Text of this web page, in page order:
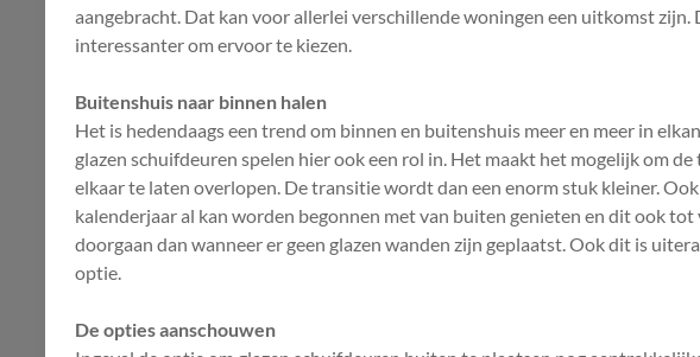
aangebracht. Dat kan voor allerlei verschillende woningen een uitkomst zijn.
interessanter om ervoor te kiezen.
Buitenshuis naar binnen halen
Het is hedendaags een trend om binnen en buitenshuis meer en meer in
glazen schuifdeuren spelen hier ook een rol in. Het maakt het mogelijk om
elkaar te laten overlopen. De transitie wordt dan een enorm stuk kleiner.
kalenderjaar al kan worden begonnen met van buiten genieten en dit ook tot
doorgaan dan wanneer er geen glazen wanden zijn geplaatst. Ook dit is
optie.
De opties aanschouwen